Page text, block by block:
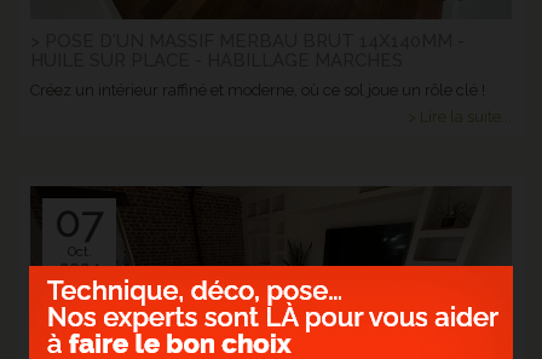
Créez un intérieur raffiné et moderne, où ce sol joue un rôle clé !
> Lire la suite...
07
Oct.
2024